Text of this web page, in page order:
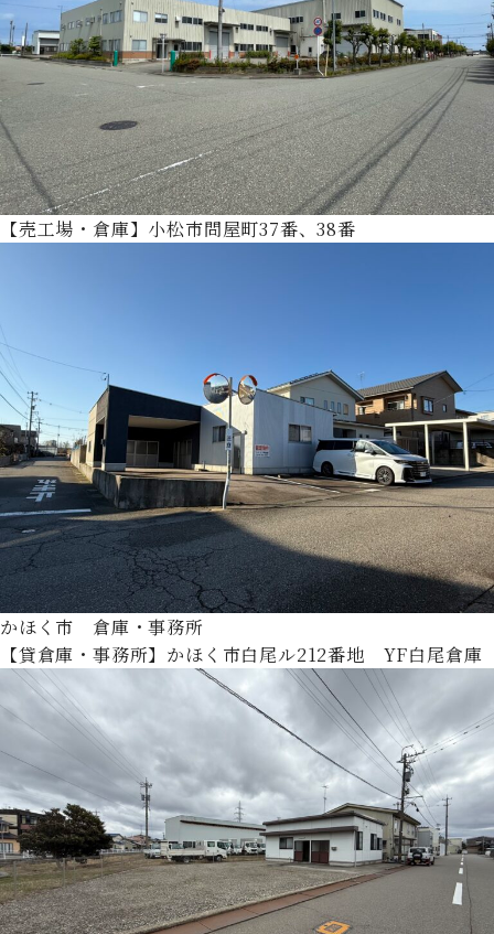
【売工場・倉庫】小松市問屋町37番、38番
かほく市 倉庫・事務所
【貸倉庫・事務所】かほく市白尾ル212番地 YF白尾倉庫